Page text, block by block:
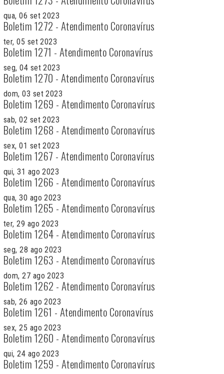
qua, 06 set 2023
Boletim 1272 - Atendimento Coronavírus
ter, 05 set 2023
Boletim 1271 - Atendimento Coronavírus
seg, 04 set 2023
Boletim 1270 - Atendimento Coronavírus
dom, 03 set 2023
Boletim 1269 - Atendimento Coronavírus
sab, 02 set 2023
Boletim 1268 - Atendimento Coronavírus
sex, 01 set 2023
Boletim 1267 - Atendimento Coronavírus
qui, 31 ago 2023
Boletim 1266 - Atendimento Coronavírus
qua, 30 ago 2023
Boletim 1265 - Atendimento Coronavírus
ter, 29 ago 2023
Boletim 1264 - Atendimento Coronavírus
seg, 28 ago 2023
Boletim 1263 - Atendimento Coronavírus
dom, 27 ago 2023
Boletim 1262 - Atendimento Coronavírus
sab, 26 ago 2023
Boletim 1261 - Atendimento Coronavírus
sex, 25 ago 2023
Boletim 1260 - Atendimento Coronavírus
qui, 24 ago 2023
Boletim 1259 - Atendimento Coronavírus